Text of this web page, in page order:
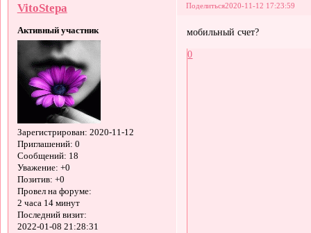
Поделиться2020-11-12 17:23:59
VitoStepa
Активный участник
Зарегистрирован: 2020-11-12
Приглашений: 0
Сообщений: 18
Уважение: +0
Позитив: +0
Провел на форуме:
2 часа 14 минут
Последний визит:
2022-01-08 21:28:31
мобильный счет?
0